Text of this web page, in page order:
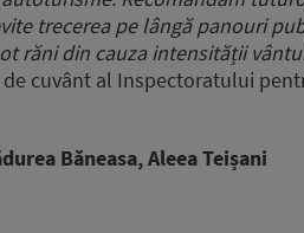
trecerea pe lângă panouri
răni din cauza intensității
cuvânt al Inspectoratului
Băneasa, Aleea Teișani